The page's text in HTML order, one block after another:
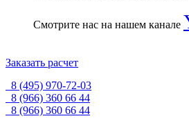
Смотрите нас на нашем канале
Заказать расчет
8 (495) 970-72-03
8 (966) 360 66 44
8 (966) 360 66 44